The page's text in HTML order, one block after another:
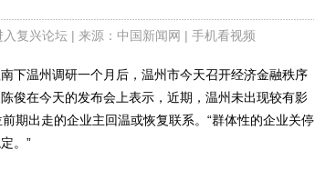
入复兴论坛| 来源：中国新闻网 | 手机看视频
温州调研一个月后，温州市今天召开经济金融秩序
俊在今天的发布会上表示，近期，温州未出现较有影
期出走的企业主回温或恢复联系。“群体性的企业关停
。”